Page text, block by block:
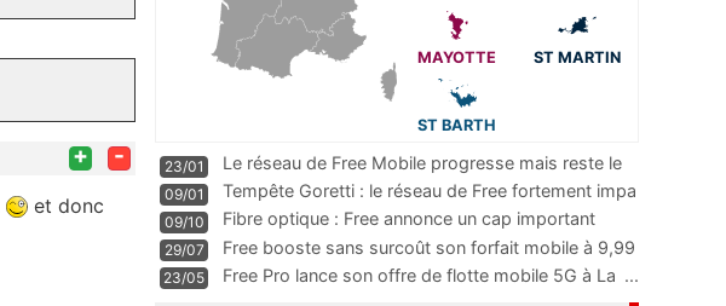
+ -
et donc
MAYOTTE ST MARTIN
ST BARTH
23/01
Le réseau de Free Mobile progresse mais reste le
m
...
09/01
Tempête Goretti : le réseau de Free fortement impa
09/10
Fibre optique : Free annonce un cap important
pass
...
29/07
Free booste sans surcoût son forfait mobile à 9,99
23/05 Free Pro lance son offre de flotte mobile 5G à La ...